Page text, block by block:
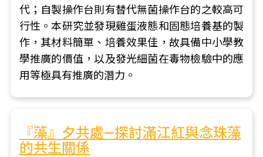
代；自製操作台則有替代無菌操作台的之較高可
行性。本研究並發現雞蛋液態和固態培養基的製
作，其材料簡單、培養效果佳，故具備中小學教
學推廣的價值，以及發光細菌在毒物檢驗中的應
用等極具有推廣的潛力。
『藻』夕共處—探討滿江紅與念珠藻
的共生關係